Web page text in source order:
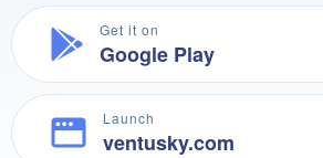
Get it on
Google Play
Launch
ventusky.com